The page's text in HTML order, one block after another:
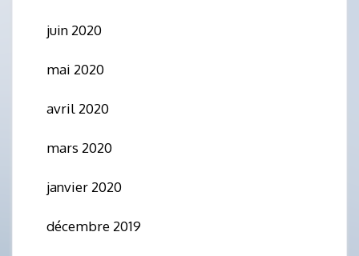
juin 2020
mai 2020
avril 2020
mars 2020
janvier 2020
décembre 2019